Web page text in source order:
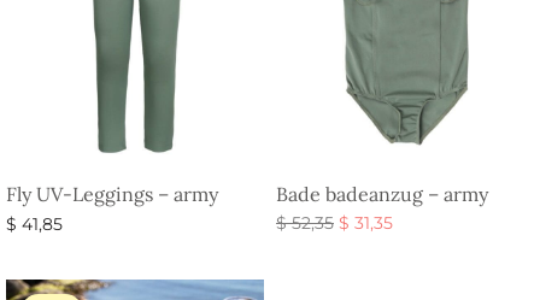
Fly UV-Leggings – army
$ 41,85
Bade badeanzug – army
$52,35 Ursprünglicher
$ 31,35Aktueller